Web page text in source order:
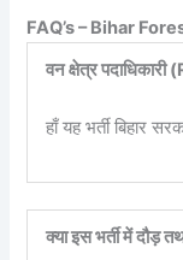
FAQ’s – Bihar
वन क्षेत्र
हाँ यह भर्ती बिहार
क्या इस भर्ती में दौड़